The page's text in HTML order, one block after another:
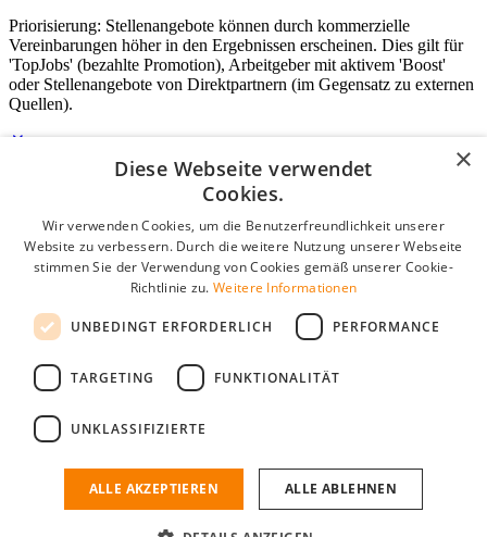
Priorisierung: Stellenangebote können durch kommerzielle
Vereinbarungen höher in den Ergebnissen erscheinen. Dies gilt für
'TopJobs' (bezahlte Promotion), Arbeitgeber mit aktivem 'Boost'
oder Stellenangebote von Direktpartnern (im Gegensatz zu externen
Quellen).
Login für Unternehmen
E-Mail*
Passwort
Angemeldet bleiben
Passwort vergessen?
Kostenloses Unternehmensprofil
Wenn Sie sich registriert haben, können Sie ein Unternehmensprofil
passenden Mitarbeiter zu finden.
×
Diese Webseite verwendet
Cookies.
Wir verwenden Cookies, um die Benutzerfreundlichkeit unserer
Website zu verbessern. Durch die weitere Nutzung unserer Webseite
stimmen Sie der Verwendung von Cookies gemäß unserer Cookie-
Richtlinie zu. Weitere Informationen
UNBEDINGT ERFORDERLICH PERFORMANCE
TARGETING FUNKTIONALITÄT
UNKLASSIFIZIERTE
ALLE AKZEPTIEREN ALLE ABLEHNEN